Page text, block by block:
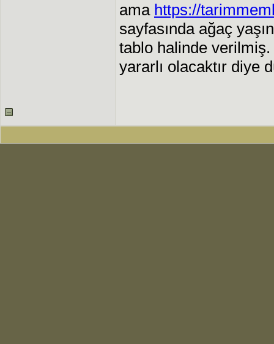
ama https://
sayfasında ağaç
tablo halinde verilmiş.
yararlı olacaktır diye